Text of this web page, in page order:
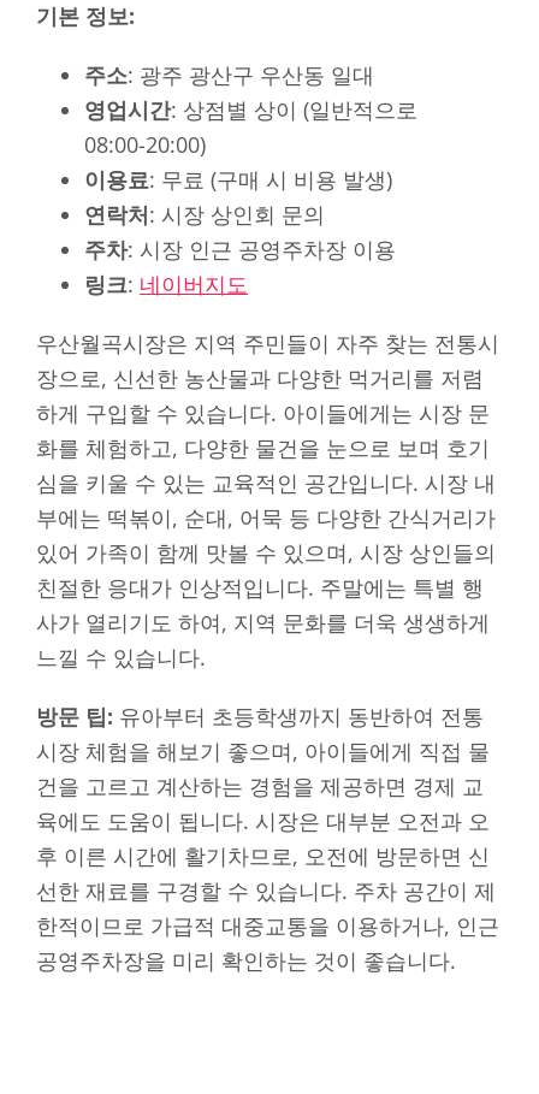
기본 정보:
주소: 광주 광산구 우산동 일대
영업시간: 상점별 상이 (일반적으로
08:00-20:00)
이용료: 무료 (구매 시 비용 발생)
연락처: 시장 상인회 문의
주차: 시장 인근 공영주차장 이용
링크: 네이버지도
우산월곡시장은 지역 주민들이 자주 찾는 전통시
장으로, 신선한 농산물과 다양한 먹거리를 저렴
하게 구입할 수 있습니다. 아이들에게는 시장 문
화를 체험하고, 다양한 물건을 눈으로 보며 호기
심을 키울 수 있는 교육적인 공간입니다. 시장 내
부에는 떡볶이, 순대, 어묵 등 다양한 간식거리가
있어 가족이 함께 맛볼 수 있으며, 시장 상인들의
친절한 응대가 인상적입니다. 주말에는 특별 행
사가 열리기도 하여, 지역 문화를 더욱 생생하게
느낄 수 있습니다.
방문 팁: 유아부터 초등학생까지 동반하여 전통
시장 체험을 해보기 좋으며, 아이들에게 직접 물
건을 고르고 계산하는 경험을 제공하면 경제 교
육에도 도움이 됩니다. 시장은 대부분 오전과 오
후 이른 시간에 활기차므로, 오전에 방문하면 신
선한 재료를 구경할 수 있습니다. 주차 공간이 제
한적이므로 가급적 대중교통을 이용하거나, 인근
공영주차장을 미리 확인하는 것이 좋습니다.